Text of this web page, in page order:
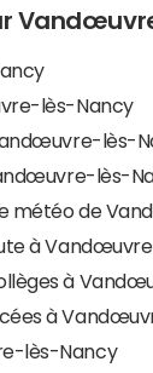
lès-Nancy
lès-
lès-
météo de
à
à
à
lès-Nancy